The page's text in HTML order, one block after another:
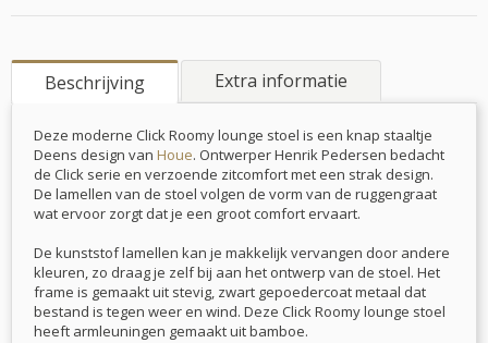
Beschrijving Extra informatie
Deze moderne Click Roomy lounge stoel is een knap staaltje
Deens design van Houe. Ontwerper Henrik Pedersen bedacht
de Click serie en verzoende zitcomfort met een strak design.
De lamellen van de stoel volgen de vorm van de ruggengraat
wat ervoor zorgt dat je een groot comfort ervaart.
De kunststof lamellen kan je makkelijk vervangen door andere
kleuren, zo draag je zelf bij aan het ontwerp van de stoel. Het
frame is gemaakt uit stevig, zwart gepoedercoat metaal dat
bestand is tegen weer en wind. Deze Click Roomy lounge stoel
heeft armleuningen gemaakt uit bamboe.